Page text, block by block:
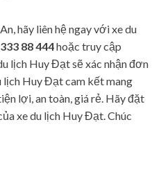
hãy liên hệ ngay với xe du
88 444hoặc truy cập
lịch Huy Đạt sẽ xác nhận đơn
lịch Huy Đạt cam kết mang
lợi, an toàn, giá rẻ. Hãy đặt
xe du lịch Huy Đạt. Chúc